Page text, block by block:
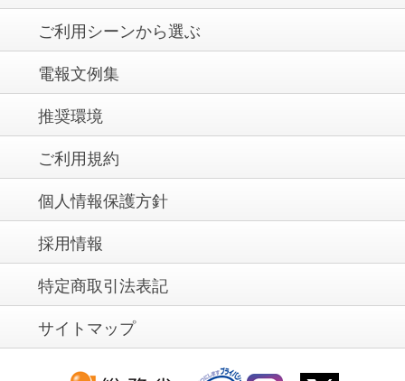
ご利用シーンから選ぶ
電報文例集
推奨環境
ご利用規約
個人情報保護方針
採用情報
特定商取引法表記
サイトマップ